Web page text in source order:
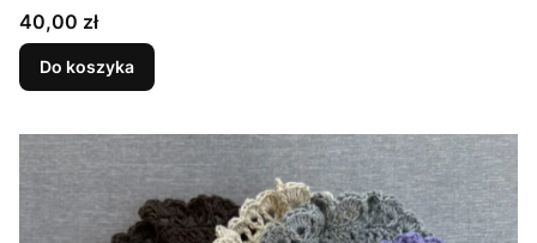
Cena
40,00 zł
Do koszyka